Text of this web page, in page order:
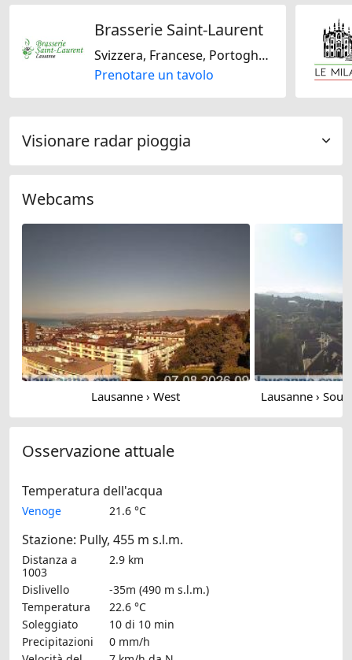
Brasserie Saint-Laurent
Svizzera, Francese, Portoghese
Prenotare un tavolo
Visionare radar pioggia
Webcams
Lausanne › West
Osservazione attuale
Temperatura dell'acqua
Venoge 21.6 °C
Stazione: Pully, 455 m s.l.m.
Distanza a
1003
2.9 km
Dislivello
-35m (490 m s.l.m.)
Temperatura
22.6 °C
Soleggiato
10 di 10 min
Precipitazioni
0 mm/h